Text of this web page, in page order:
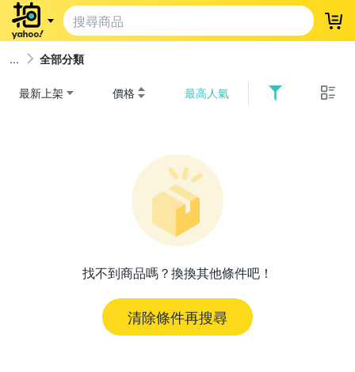
登
全部分類
最新上架 價格 最高人氣
找不到商品嗎？換換其他條件吧！
清除條件再搜尋